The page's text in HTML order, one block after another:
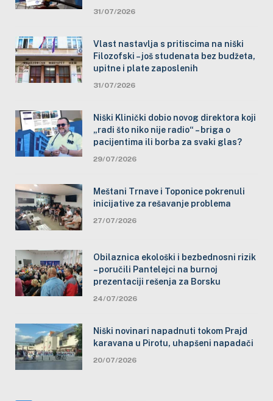
31/07/2026
Vlast nastavlja s pritiscima na niški
Filozofski – još studenata bez budžeta,
upitne i plate zaposlenih
31/07/2026
Niški Klinički dobio novog direktora koji
„radi što niko nije radio“ – briga o
pacijentima ili borba za svaki glas?
29/07/2026
Meštani Trnave i Toponice pokrenuli
inicijative za rešavanje problema
27/07/2026
Obilaznica ekološki i bezbednosni rizik
– poručili Pantelejci na burnoj
prezentaciji rešenja za Borsku
24/07/2026
Niški novinari napadnuti tokom Prajd
karavana u Pirotu, uhapšeni napadači
20/07/2026